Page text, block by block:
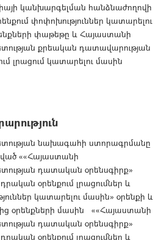
կանխարգելման հանձնաժողովի
փոփոխություններ կատարելու
փաթեթը և Հայաստանի
քրեական դատավարության
լրացում կատարելու մասին
նախագահի ստորագրմանը
««Հայաստանի
դատական օրենսգիրք»
օրենքում լրացումներ և
կատարելու մասին» օրենքի և
օրենքների մասին ««Հայաստանի
դատական օրենսգիրք»
օրենքում լրացումներ և